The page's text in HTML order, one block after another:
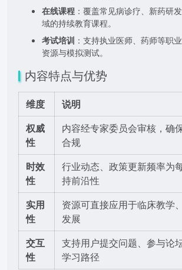
在线课程 ：覆盖常见病诊疗、新药研
域的持续教育课程。
考试培训 ：支持执业医师、药师等职
资源与模拟测试。
内容特点与优势
维度
说明
权威
性
内容经专家委员会审核，确
合规
时效
性
行业动态、政策更新频率为
持前沿性
实用
性
资源可直接应用于临床教学
发展
交互
性
支持用户提交问题、参与论
学习路径